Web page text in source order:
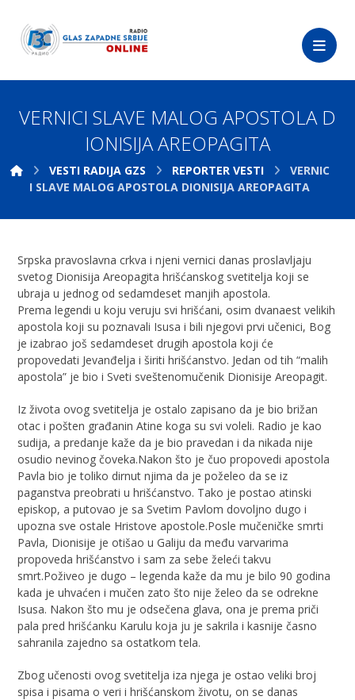
VERNICI SLAVE MALOG APOSTOLA D
IONISIJA AREOPAGITA
VESTI RADIJA GZS REPORTER VESTI
VERNIC
I SLAVE MALOG APOSTOLA DIONISIJA AREOPAGITA
Srpska pravoslavna crkva i njeni vernici danas proslavljaju
svetog Dionisija Areopagita hrišćanskog svetitelja koji se
ubraja u jednog od sedamdeset manjih apostola.
Prema legendi u koju veruju svi hrišćani, osim dvanaest velikih
apostola koji su poznavali Isusa i bili njegovi prvi učenici, Bog
je izabrao još sedamdeset drugih apostola koji će
propovedati Jevanđelja i širiti hrišćanstvo. Jedan od tih “malih
apostola” je bio i Sveti sveštenomučenik Dionisije Areopagit.
Iz života ovog svetitelja je ostalo zapisano da je bio brižan
otac i pošten građanin Atine koga su svi voleli. Radio je kao
sudija, a predanje kaže da je bio pravedan i da nikada nije
osudio nevinog čoveka.Nakon što je čuo propovedi apostola
Pavla bio je toliko dirnut njima da je poželeo da se iz
paganstva preobrati u hrišćanstvo. Tako je postao atinski
episkop, a putovao je sa Svetim Pavlom dovoljno dugo i
upozna sve ostale Hristove apostole.Posle mučeničke smrti
Pavla, Dionisije je otišao u Galiju da među varvarima
propoveda hrišćanstvo i sam za sebe želeći takvu
smrt.Poživeo je dugo – legenda kaže da mu je bilo 90 godina
kada je uhvaćen i mučen zato što nije želeo da se odrekne
Isusa. Nakon što mu je odsečena glava, ona je prema priči
pala pred hrišćanku Karulu koja ju je sakrila i kasnije časno
sahranila zajedno sa ostatkom tela.
Zbog učenosti ovog svetitelja iza njega je ostao veliki broj
spisa i pisama o veri i hrišćanskom životu, on se danas